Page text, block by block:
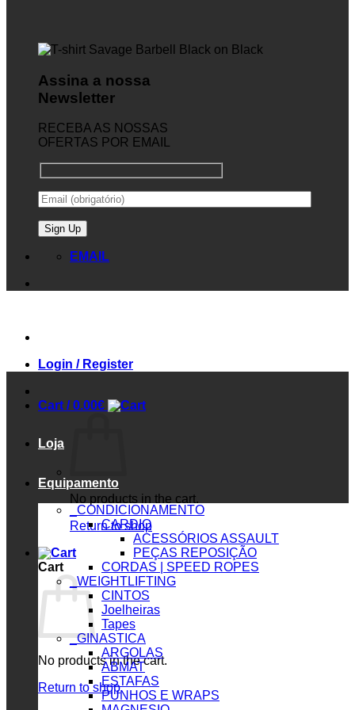
Assina a nossa
Newsletter
RECEBA AS NOSSAS
OFERTAS POR EMAIL
EMAIL
Login / Register
Cart /0.00€
No products in the cart.
Return to shop
Cart
No products in the cart.
Return to shop
Loja
Equipamento
_CONDICIONAMENTO
CARDIO
ACESSÓRIOS ASSAULT
PEÇAS REPOSIÇÃO
CORDAS | SPEED ROPES
_WEIGHTLIFTING
CINTOS
Joelheiras
Tapes
_GINASTICA
ARGOLAS
ABMAT
ESTAFAS
PUNHOS E WRAPS